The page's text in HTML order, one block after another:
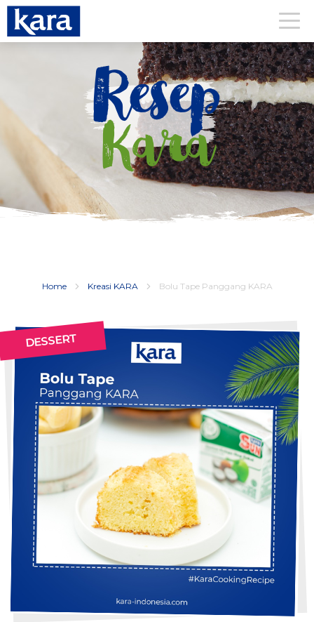
Resep
Kara
Home Kreasi KARA Bolu Tape Panggang KARA
DESSERT